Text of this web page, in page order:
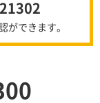
ができます。